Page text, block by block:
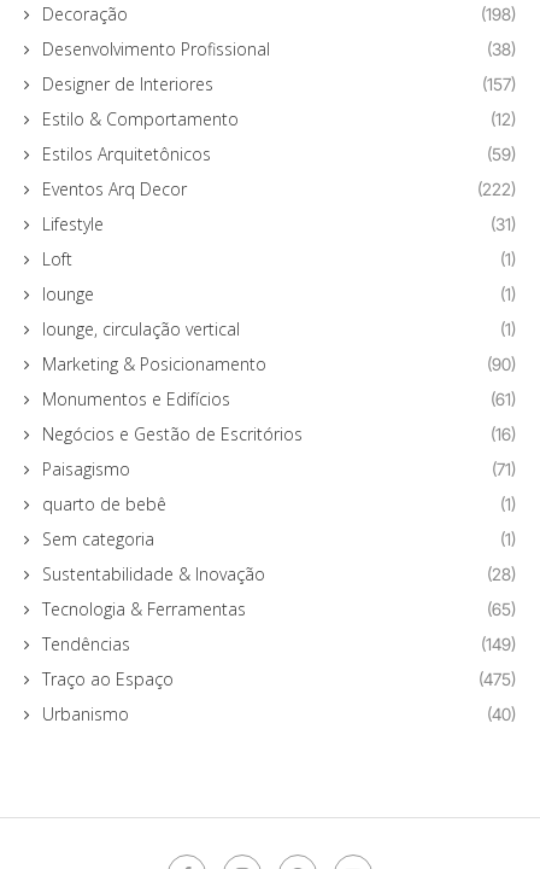
Decoração (198)
Desenvolvimento Profissional (38)
Designer de Interiores (157)
Estilo & Comportamento (12)
Estilos Arquitetônicos (59)
Eventos Arq Decor (222)
Lifestyle (31)
Loft (1)
lounge (1)
lounge, circulação vertical (1)
Marketing & Posicionamento (90)
Monumentos e Edifícios (61)
Negócios e Gestão de Escritórios (16)
Paisagismo (71)
quarto de bebê (1)
Sem categoria (1)
Sustentabilidade & Inovação (28)
Tecnologia & Ferramentas (65)
Tendências (149)
Traço ao Espaço (475)
Urbanismo (40)